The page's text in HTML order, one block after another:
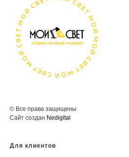
© Все права защищены
Сайт создан Nedigital
Для клиентов